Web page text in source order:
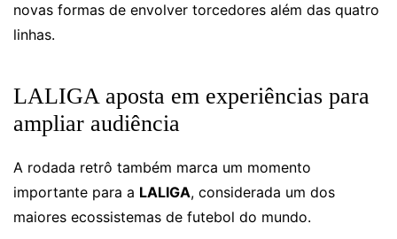
novas formas de envolver torcedores além das quatro
linhas.
LALIGA aposta em experiências para
ampliar audiência
A rodada retrô também marca um momento
importante para a LALIGA, considerada um dos
maiores ecossistemas de futebol do mundo.